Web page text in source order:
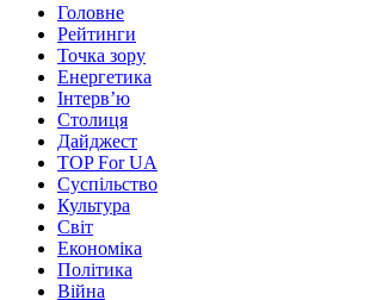
Головне
Рейтинги
Точка зору
Енергетика
Інтерв’ю
Столиця
Дайджест
TOP For UA
Суспiльство
Культура
Світ
Економіка
Політика
Війна